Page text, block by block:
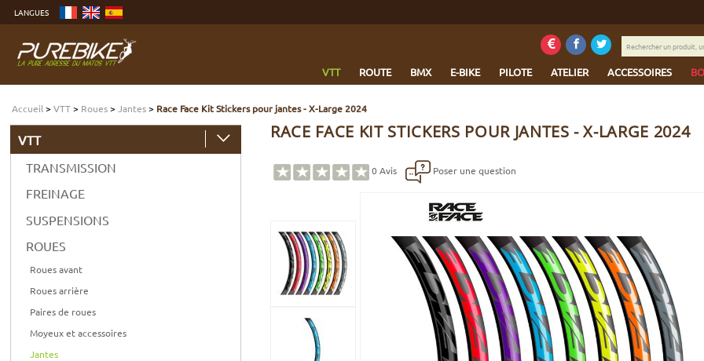
contenu
menu
Aller
LANGUES
VTT ROUTE BMX E-BIKE PILOTE ATELIER ACCESSOIRES
Rechercher
un
une
marque...
Accueil >VTT> Roues>Jantes> Race Face Kit Stickers pour jantes - X-Large 2024
RACE FACE KIT STICKERS POUR JANTES - X-LARGE 2024
0 Avis Poser une question
VTT
TRANSMISSION
FREINAGE
SUSPENSIONS
ROUES
Roues avant
Roues arrière
Paires de roues
Moyeux et accessoires
Jantes